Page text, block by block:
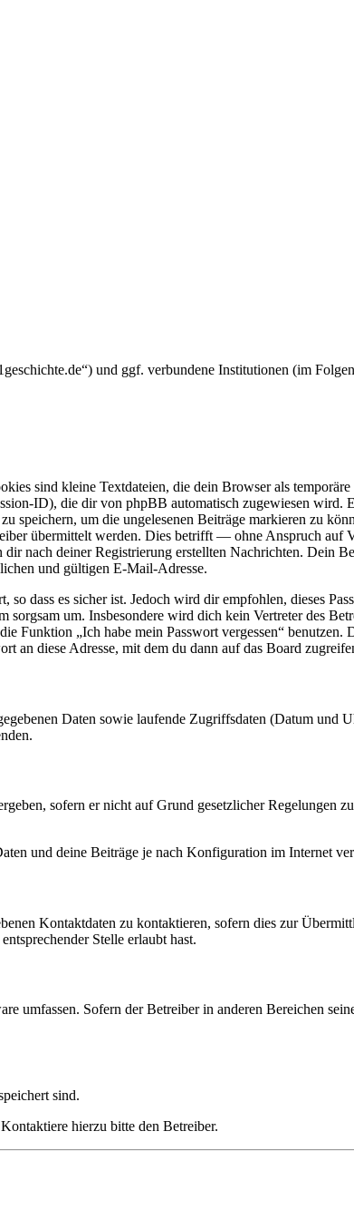
und ggf. verbundene Institutionen (im
sind kleine Textdateien, die dein Browser als
ID), die dir von phpBB automatisch zugewiesen wird.
speichern, um die ungelesenen Beiträge markieren zu
übermittelt werden. Dies betrifft — ohne Anspruch
nach deiner Registrierung erstellten Nachrichten. Dein
und gültigen E-Mail-Adresse.
dass es sicher ist. Jedoch wird dir empfohlen, dieses
sorgsam um. Insbesondere wird dich kein Vertreter des
Funktion „Ich habe mein Passwort vergessen“
an diese Adresse, mit dem du dann auf das Board
Daten sowie laufende Zugriffsdaten (Datum
sofern er nicht auf Grund gesetzlicher Regelungen
und deine Beiträge je nach Konfiguration im Internet
Kontaktdaten zu kontaktieren, sofern dies zur
Stelle erlaubt hast.
umfassen. Sofern der Betreiber in anderen Bereichen
sind.
hierzu bitte den Betreiber.